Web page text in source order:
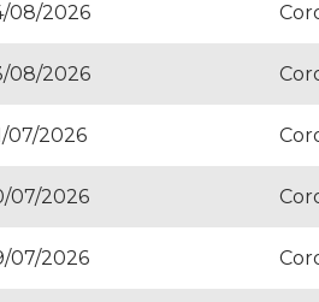
08/2026
08/2026
07/2026
07/2026
07/2026